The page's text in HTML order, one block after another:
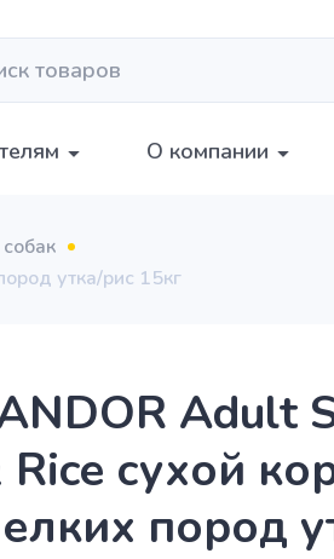
О компании
утка/рис 15кг
Adult
Rice сухой
пород